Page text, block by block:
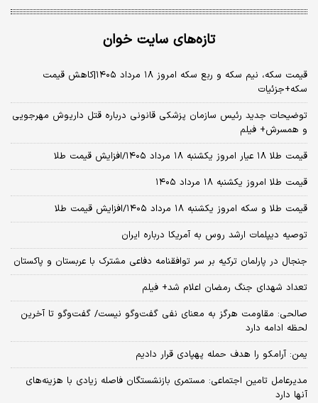
تازه‌های سایت خوان
قیمت سکه، نیم سکه و ربع سکه امروز ۱۸ مرداد ۱۴۰۵|کاهش قیمت
سکه+جزئیات
توضیحات جدید رئیس سازمان پزشکی قانونی درباره قتل داریوش مهرجویی
و همسرش+ فیلم
قیمت طلا ۱۸ عیار امروز یکشنبه ۱۸ مرداد ۱۴۰۵/افزایش قیمت طلا
قیمت طلا امروز یکشنبه ۱۸ مرداد ۱۴۰۵
قیمت طلا و سکه امروز یکشنبه ۱۸ مرداد ۱۴۰۵/افزایش قیمت طلا
توصیه دیپلمات ارشد روس به آمریکا درباره ایران
جنجال در پارلمان ترکیه بر سر توافقنامه دفاعی مشترک با عربستان و پاکستان
تعداد شهدای جنگ رمضان اعلام شد+ فیلم
صالحی: مقاومت هرگز به معنای نفی گفت‌وگو نیست/ گفت‌وگو تا آخرین
لحظه ادامه دارد
یمن: آرامکو را هدف حمله پهپادی قرار دادیم
مدیرعامل تامین اجتماعی: مستمری بازنشستگان فاصله زیادی با هزینه‌های
آنها دارد